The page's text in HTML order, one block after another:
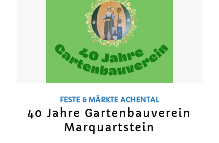
FESTE & MÄRKTE ACHENTAL
40 Jahre Gartenbauverein
Marquartstein